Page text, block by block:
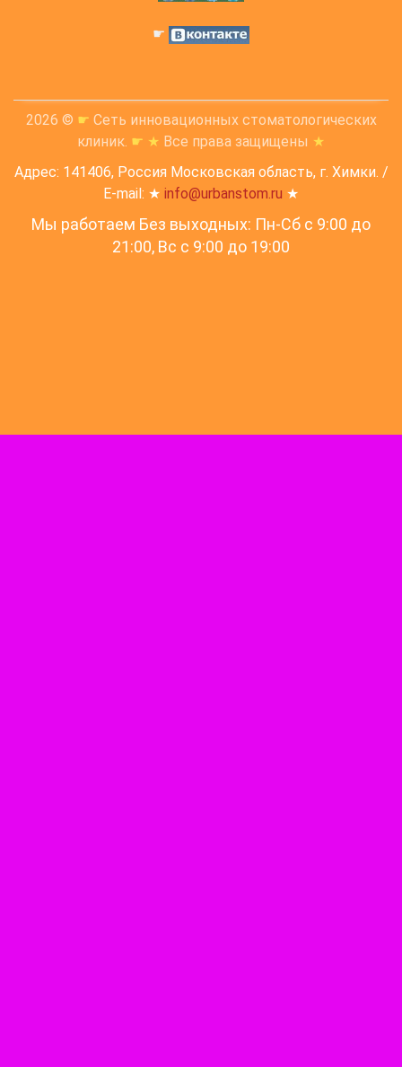
☛
2026 © ☛ Сеть инновационных стоматологических
клиник. ☛ ★ Все права защищены ★
Адрес: 141406, Россия Московская область, г. Химки. /
E-mail: ★ info@urbanstom.ru ★
Мы работаем Без выходных: Пн-Сб с 9:00 до
21:00, Вс c 9:00 до 19:00